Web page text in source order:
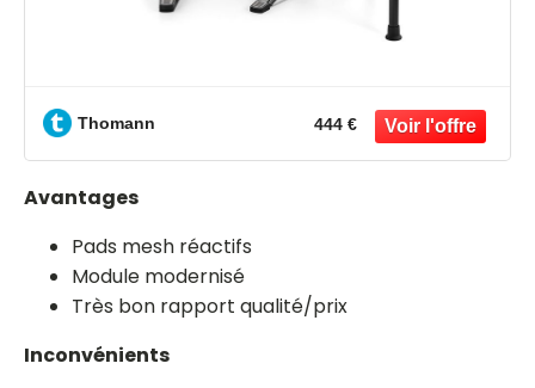
Thomann 444 €
Avantages
Pads mesh réactifs
Module modernisé
Très bon rapport qualité/prix
Inconvénients